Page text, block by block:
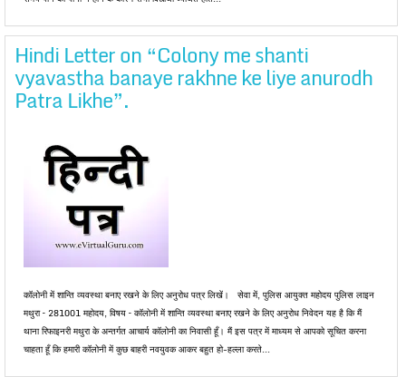
Hindi Letter on “Colony me shanti
vyavastha banaye rakhne ke liye anurodh
Patra Likhe”.
कॉलोनी में शान्ति व्यवस्था बनाए रखने के लिए अनुरोध पत्र लिखें। सेवा में, पुलिस आयुक्त महोदय पुलिस लाइन
मथुरा – 281001 महोदय, विषय – कॉलोनी में शान्ति व्यवस्था बनाए रखने के लिए अनुरोध निवेदन यह है कि मैं
थाना रिफाइनरी मथुरा के अन्तर्गत आचार्य कॉलोनी का निवासी हूँ। मैं इस पत्र में माध्यम से आपको सूचित करना
चाहता हूँ कि हमारी कॉलोनी में कुछ बाहरी नवयुवक आकर बहुत हो-हल्ला करते...